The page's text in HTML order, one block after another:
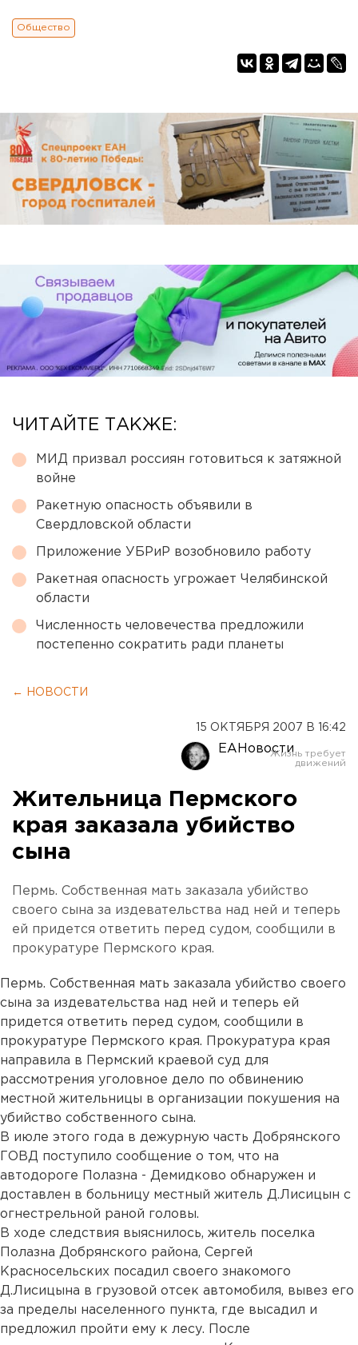
Общество
ЧИТАЙТЕ ТАКЖЕ:
МИД призвал россиян готовиться к затяжной
войне
Ракетную опасность объявили в
Свердловской области
Приложение УБРиР возобновило работу
Ракетная опасность угрожает Челябинской
области
Численность человечества предложили
постепенно сократить ради планеты
← НОВОСТИ
15 ОКТЯБРЯ 2007 В 16:42
ЕАНовости
Жительница Пермского
края заказала убийство
сына
Пермь. Собственная мать заказала убийство
своего сына за издевательства над ней и теперь
ей придется ответить перед судом, сообщили в
прокуратуре Пермского края.
Пермь. Собственная мать заказала убийство своего
сына за издевательства над ней и теперь ей
придется ответить перед судом, сообщили в
прокуратуре Пермского края. Прокуратура края
направила в Пермский краевой суд для
рассмотрения уголовное дело по обвинению
местной жительницы в организации покушения на
убийство собственного сына.
В июле этого года в дежурную часть Добрянского
ГОВД поступило сообщение о том, что на
автодороге Полазна - Демидково обнаружен и
доставлен в больницу местный житель Д.Лисицын с
огнестрельной раной головы.
В ходе следствия выяснилось, житель поселка
Полазна Добрянского района, Сергей
Красносельских посадил своего знакомого
Д.Лисицына в грузовой отсек автомобиля, вывез его
за пределы населенного пункта, где высадил и
предложил пройти ему к лесу. После